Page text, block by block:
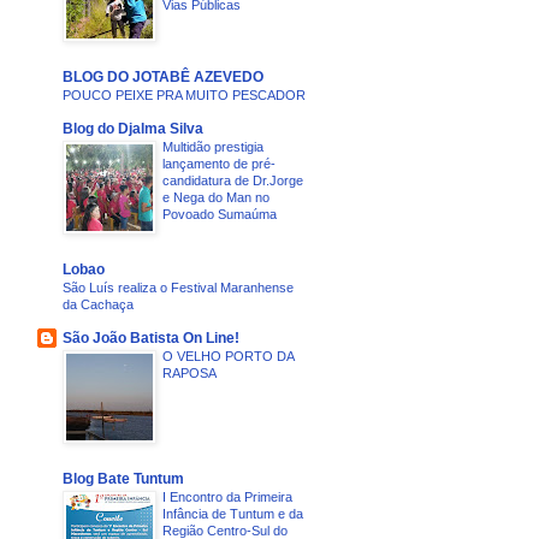
Vias Públicas
BLOG DO JOTABÊ AZEVEDO
POUCO PEIXE PRA MUITO PESCADOR
Blog do Djalma Silva
Multidão prestigia
lançamento de pré-
candidatura de Dr.Jorge
e Nega do Man no
Povoado Sumaúma
Lobao
São Luís realiza o Festival Maranhense
da Cachaça
São João Batista On Line!
O VELHO PORTO DA
RAPOSA
Blog Bate Tuntum
I Encontro da Primeira
Infância de Tuntum e da
Região Centro-Sul do